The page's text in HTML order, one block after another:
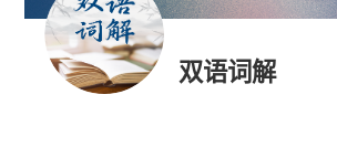
双语词解